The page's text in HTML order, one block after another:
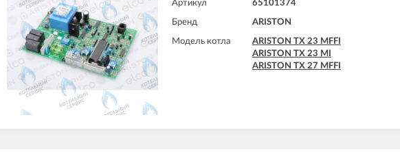
Артикул 65101374
Бренд ARISTON
Модель котла
ARISTON TX 23 MFFI
ARISTON TX 23 MI
ARISTON TX 27 MFFI